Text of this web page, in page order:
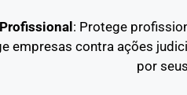
: Protege
empresas contra ações
por